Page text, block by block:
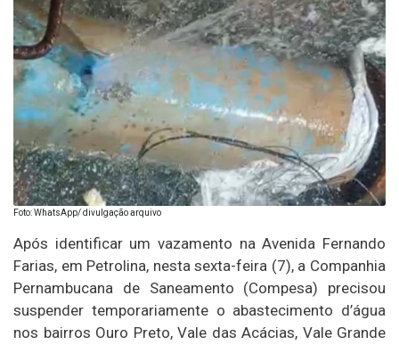
Foto: WhatsApp/ divulgação arquivo
Após identificar um vazamento na Avenida Fernando
Farias, em Petrolina, nesta sexta-feira (7), a Companhia
Pernambucana de Saneamento (Compesa) precisou
suspender temporariamente o abastecimento d’água
nos bairros Ouro Preto, Vale das Acácias, Vale Grande